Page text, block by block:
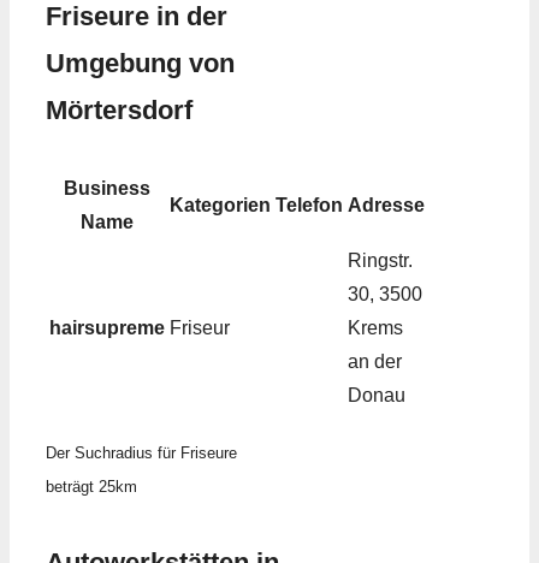
Friseure in der
Umgebung von
Mörtersdorf
Business
Name
Kategorien Telefon Adresse
hairsupreme Friseur
Ringstr.
30, 3500
Krems
an der
Donau
Der Suchradius für Friseure
beträgt 25km